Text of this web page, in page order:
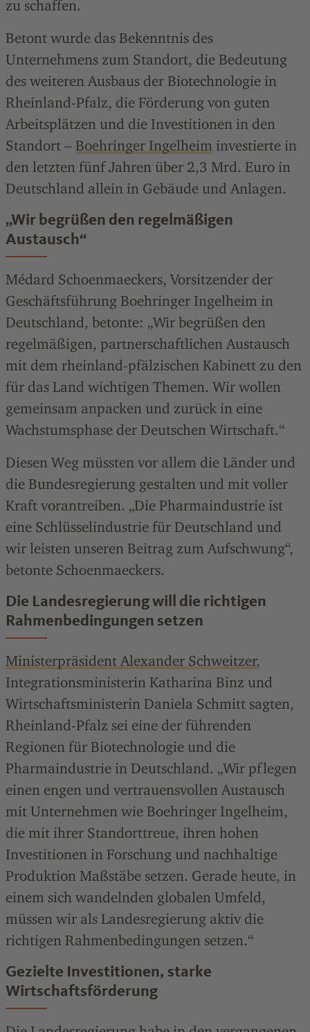
zu schaffen.
Betont wurde das Bekenntnis des
Unternehmens zum Standort, die Bedeutung
des weiteren Ausbaus der Biotechnologie in
Rheinland-Pfalz, die Förderung von guten
Arbeitsplätzen und die Investitionen in den
Standort – Boehringer Ingelheim investierte in
den letzten fünf Jahren über 2,3 Mrd. Euro in
Deutschland allein in Gebäude und Anlagen.
„Wir begrüßen den regelmäßigen
Austausch“
Médard Schoenmaeckers, Vorsitzender der
Geschäftsführung Boehringer Ingelheim in
Deutschland, betonte: „Wir begrüßen den
regelmäßigen, partnerschaftlichen Austausch
mit dem rheinland-pfälzischen Kabinett zu den
für das Land wichtigen Themen. Wir wollen
gemeinsam anpacken und zurück in eine
Wachstumsphase der Deutschen Wirtschaft.“
Diesen Weg müssten vor allem die Länder und
die Bundesregierung gestalten und mit voller
Kraft vorantreiben. „Die Pharmaindustrie ist
eine Schlüsselindustrie für Deutschland und
wir leisten unseren Beitrag zum Aufschwung“,
betonte Schoenmaeckers.
Die Landesregierung will die richtigen
Rahmenbedingungen setzen
Ministerpräsident Alexander Schweitzer,
Integrationsministerin Katharina Binz und
Wirtschaftsministerin Daniela Schmitt sagten,
Rheinland-Pfalz sei eine der führenden
Regionen für Biotechnologie und die
Pharmaindustrie in Deutschland. „Wir pflegen
einen engen und vertrauensvollen Austausch
mit Unternehmen wie Boehringer Ingelheim,
die mit ihrer Standorttreue, ihren hohen
Investitionen in Forschung und nachhaltige
Produktion Maßstäbe setzen. Gerade heute, in
einem sich wandelnden globalen Umfeld,
müssen wir als Landesregierung aktiv die
richtigen Rahmenbedingungen setzen.“
Gezielte Investitionen, starke
Wirtschaftsförderung